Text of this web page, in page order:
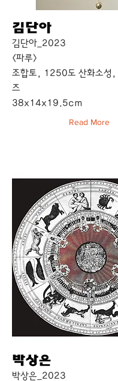
김단아
김단아_2023
<파루>
조합토, 1250도 산화소성,
즈
38x14x19.5cm
Read More
박상은
박상은_2023